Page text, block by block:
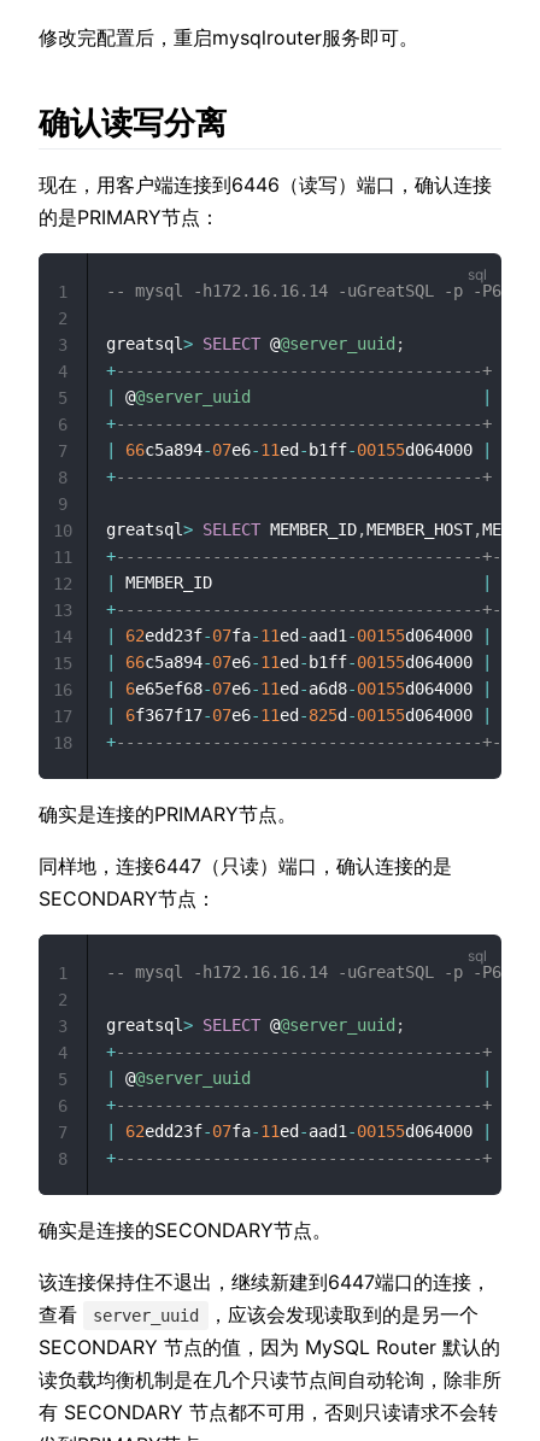
修改完配置后，重启mysqlrouter服务即可。
确认读写分离
现在，用客户端连接到6446（读写）端口，确认连接
的是PRIMARY节点：
-- mysql -h172.16.16.14 -uGreatSQL -p -P6446
greatsql> SELECT @@server_uuid ;
+--------------------------------------+
@@server_uuid
+--------------------------------------+
66c5a894-07e6-11ed - b1ff-00155d064000
+--------------------------------------+
greatsql> SELECT MEMBER_ID,MEMBER_HOST,
+--------------------------------------
MEMBER_ID
+--------------------------------------
62edd23f-07fa-11ed -aad1 -00155d064000
66c5a894-07e6-11ed - b1ff-00155d064000
6e65ef68-07e6-11ed -a6d8-00155d064000
6f367f17-07e6-11ed -825d -00155d064000
+--------------------------------------
1
2
3
4
5
6
7
8
9
10
11
12
13
14
15
16
17
18
确实是连接的PRIMARY节点。
同样地，连接6447（只读）端口，确认连接的是
SECONDARY节点：
-- mysql -h172.16.16.14 -uGreatSQL -p -P6447
greatsql> SELECT @@server_uuid ;
+--------------------------------------+
@@server_uuid
+--------------------------------------+
62edd23f-07fa-11ed -aad1 -00155d064000
+--------------------------------------+
1
2
3
4
5
6
7
8
确实是连接的SECONDARY节点。
该连接保持住不退出，继续新建到6447端口的连接，
查看
server_uuid
，应该会发现读取到的是另一个
SECONDARY 节点的值，因为 MySQL Router 默认的
读负载均衡机制是在几个只读节点间自动轮询，除非所
有 SECONDARY 节点都不可用，否则只读请求不会转